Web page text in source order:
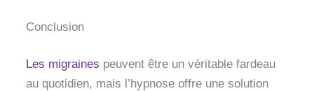
Conclusion
Les migraines peuvent être un véritable fardeau
au quotidien, mais l’hypnose offre une solution